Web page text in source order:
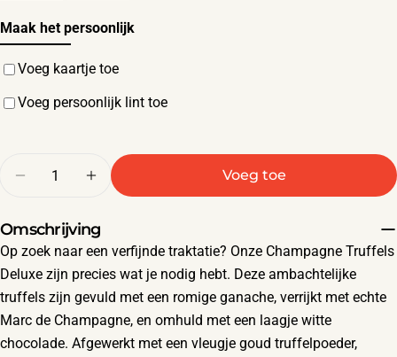
Maak het persoonlijk
Voeg kaartje toe
Voeg persoonlijk lint toe
Aantal verlagen voor Champagne Truffles 7
Verhoog het aantal voor Champagne
Voeg toe
Omschrijving
Op zoek naar een verfijnde traktatie? Onze Champagne Truffels
Deluxe zijn precies wat je nodig hebt. Deze ambachtelijke
truffels zijn gevuld met een romige ganache, verrijkt met echte
Marc de Champagne, en omhuld met een laagje witte
chocolade. Afgewerkt met een vleugje goud truffelpoeder,